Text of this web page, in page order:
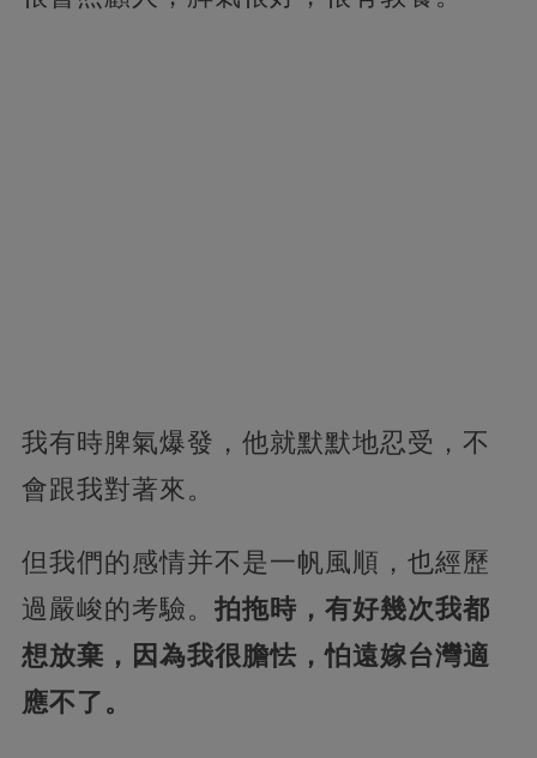
我有時脾氣爆發，他就默默地忍受，不
會跟我對著來。
但我們的感情并不是一帆風順，也經歷
過嚴峻的考驗。 拍拖時，有好幾次我都
想放棄，因為我很膽怯，怕遠嫁台灣適
應不了。